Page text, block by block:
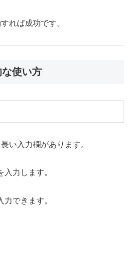
れば成功です。
使い方
い入力欄があります。
力します。
できます。